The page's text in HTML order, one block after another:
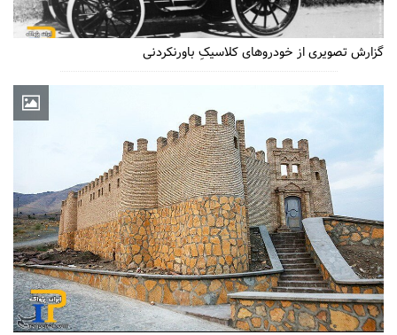
گزارش تصویری از خودروهای کلاسیکِ باورنکردنی